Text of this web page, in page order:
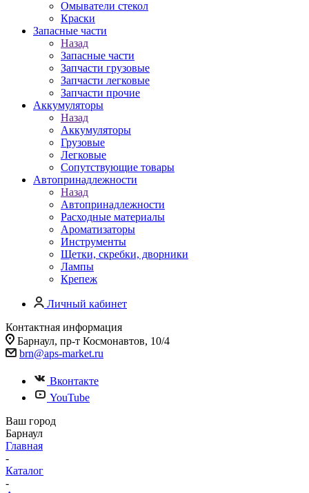
Омыватели стекол
Краски
Запасные части
Назад
Запасные части
Запчасти грузовые
Запчасти легковые
Запчасти прочие
Аккумуляторы
Назад
Аккумуляторы
Грузовые
Легковые
Сопутствующие товары
Автопринадлежности
Назад
Автопринадлежности
Расходные материалы
Ароматизаторы
Инструменты
Щетки, скребки, дворники
Лампы
Крепеж
Личный кабинет
Контактная информация
Барнаул, пр-т Космонавтов, 10/4
brn@aps-market.ru
Вконтакте
YouTube
Ваш город
Барнаул
Главная
-
Каталог
-